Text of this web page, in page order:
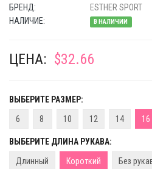
БРЕНД:
ESTHER SPORT
НАЛИЧИЕ:
В НАЛИЧИИ
ЦЕНА: $32.66
ВЫБЕРИТЕ РАЗМЕР:
6
8 10 12 14 16
ВЫБЕРИТЕ ДЛИНА РУКАВА:
Длинный
Короткий Без